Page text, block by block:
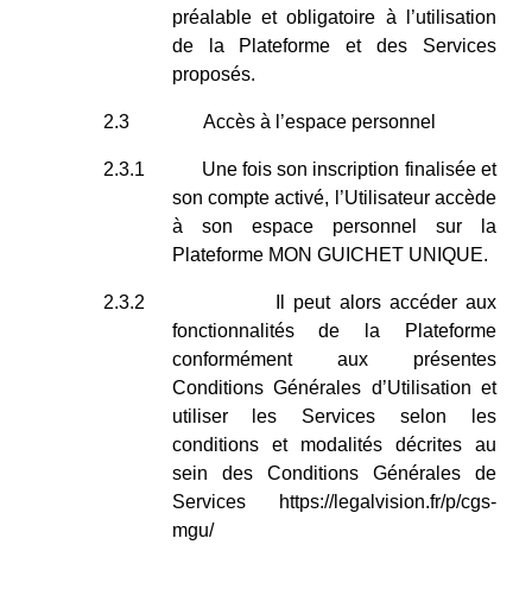
préalable et obligatoire à l’utilisation
de la Plateforme et des Services
proposés.
2.3 Accès à l’espace personnel
2.3.1
Une fois son inscription finalisée et
son compte activé, l’Utilisateur accède
à son espace personnel sur la
Plateforme MON GUICHET UNIQUE.
2.3.2
Il peut alors accéder aux
fonctionnalités de la Plateforme
conformément aux présentes
Conditions Générales d’Utilisation et
utiliser les Services selon les
conditions et modalités décrites au
sein des Conditions Générales de
Services
https://legalvision.fr/p/cgs-
mgu/